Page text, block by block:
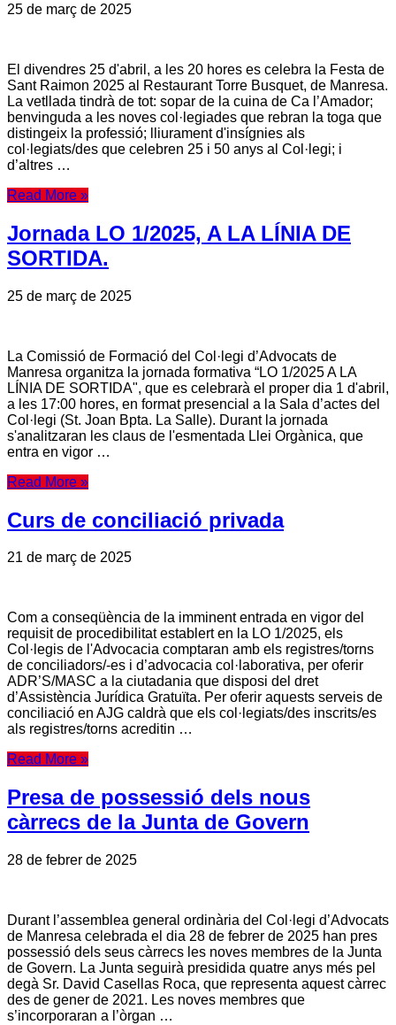
25 de març de 2025
El divendres 25 d'abril, a les 20 hores es celebra la Festa de
Sant Raimon 2025 al Restaurant Torre Busquet, de Manresa.
La vetllada tindrà de tot: sopar de la cuina de Ca l’Amador;
benvinguda a les noves col·legiades que rebran la toga que
distingeix la professió; lliurament d'insígnies als
col·legiats/des que celebren 25 i 50 anys al Col·legi; i
d’altres …
Read More »
Jornada LO 1/2025, A LA LÍNIA DE
SORTIDA.
25 de març de 2025
La Comissió de Formació del Col·legi d’Advocats de
Manresa organitza la jornada formativa “LO 1/2025 A LA
LÍNIA DE SORTIDA", que es celebrarà el proper dia 1 d'abril,
a les 17:00 hores, en format presencial a la Sala d’actes del
Col·legi (St. Joan Bpta. La Salle). Durant la jornada
s'analitzaran les claus de l'esmentada Llei Orgànica, que
entra en vigor …
Read More »
Curs de conciliació privada
21 de març de 2025
Com a conseqüència de la imminent entrada en vigor del
requisit de procedibilitat establert en la LO 1/2025, els
Col·legis de l'Advocacia comptaran amb els registres/torns
de conciliadors/-es i d’advocacia col·laborativa, per oferir
ADR’S/MASC a la ciutadania que disposi del dret
d’Assistència Jurídica Gratuïta. Per oferir aquests serveis de
conciliació en AJG caldrà que els col·legiats/des inscrits/es
als registres/torns acreditin …
Read More »
Presa de possessió dels nous
càrrecs de la Junta de Govern
28 de febrer de 2025
Durant l’assemblea general ordinària del Col·legi d’Advocats
de Manresa celebrada el dia 28 de febrer de 2025 han pres
possessió dels seus càrrecs les noves membres de la Junta
de Govern. La Junta seguirà presidida quatre anys més pel
degà Sr. David Casellas Roca, que representa aquest càrrec
des de gener de 2021. Les noves membres que
s’incorporaran a l’òrgan …